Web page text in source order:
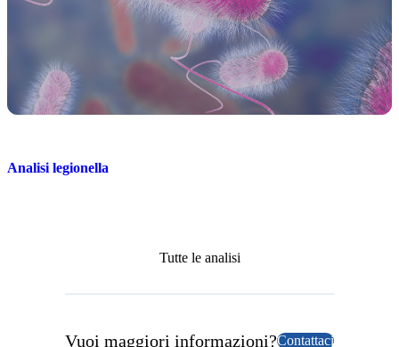
Analisi legionella
Tutte le analisi
Vuoi maggiori informazioni?Contattaci